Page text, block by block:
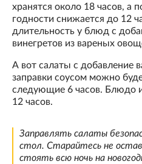
хранятся около 18 часов, а
годности снижается до 12
длительность у блюд с
винегретов из вареных
А вот салаты с добавление
заправки соусом можно
следующие 6 часов. Блюдо
12 часов.
Заправлять салаты
стол. Старайтесь не
стоять всю ночь на